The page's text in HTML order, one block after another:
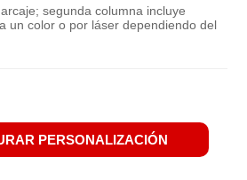
segunda columna incluye
un color o por láser dependiendo del
PERSONALIZACIÓN